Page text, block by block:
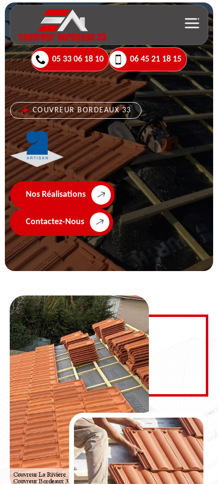
05 33 06 18 10 06 45 21 18 15
COUVREUR BORDEAUX 33
Nos Réalisations
Contactez-Nous